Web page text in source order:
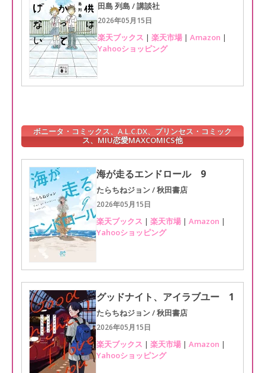
田島 列島 / 講談社
2026年05月15日
楽天ブックス | 楽天市場 | Amazon |
Yahooショッピング
ボニータ・コミックス、A.L.C.DX、プリンセス・コミック
ス、MIU恋愛MAXCOMICS他
海が走るエンドロール 9
たらちねジョン / 秋田書店
2026年05月15日
楽天ブックス | 楽天市場 | Amazon |
Yahooショッピング
グッドナイト、アイラブユー 1
たらちねジョン / 秋田書店
2026年05月15日
楽天ブックス | 楽天市場 | Amazon |
Yahooショッピング